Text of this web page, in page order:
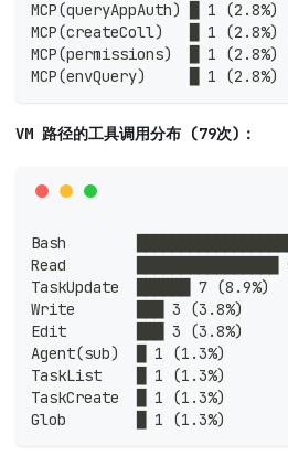
MCP(queryAppAuth) █ 1
MCP(createColl)   █ 1 (2.8%)
MCP(permissions)  █ 1
MCP(envQuery)     █ 1
VM 路径的工具调用分布 (79次)：
Bash
Read        ████████████████
TaskUpdate  ██████ 7 (8.9%)
Write       ███ 3 (3.8%)
Edit        ███ 3 (3.8%)
Agent(sub)  █ 1 (1.3%)
TaskList    █ 1 (1.3%)
TaskCreate  █ 1 (1.3%)
Glob        █ 1 (1.3%)